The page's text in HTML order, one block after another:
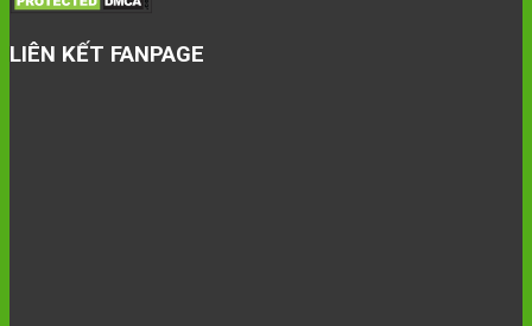
LIÊN KẾT FANPAGE